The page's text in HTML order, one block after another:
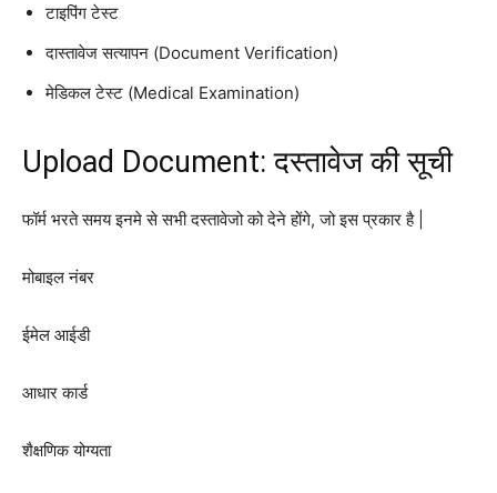
टाइपिंग टेस्ट
दास्तावेज सत्यापन (Document Verification)
मेडिकल टेस्ट (Medical Examination)
Upload Document: दस्तावेज की सूची
फॉर्म भरते समय इनमे से सभी दस्तावेजो को देने होंगे, जो इस प्रकार है |
मोबाइल नंबर
ईमेल आईडी
आधार कार्ड
शैक्षणिक योग्यता